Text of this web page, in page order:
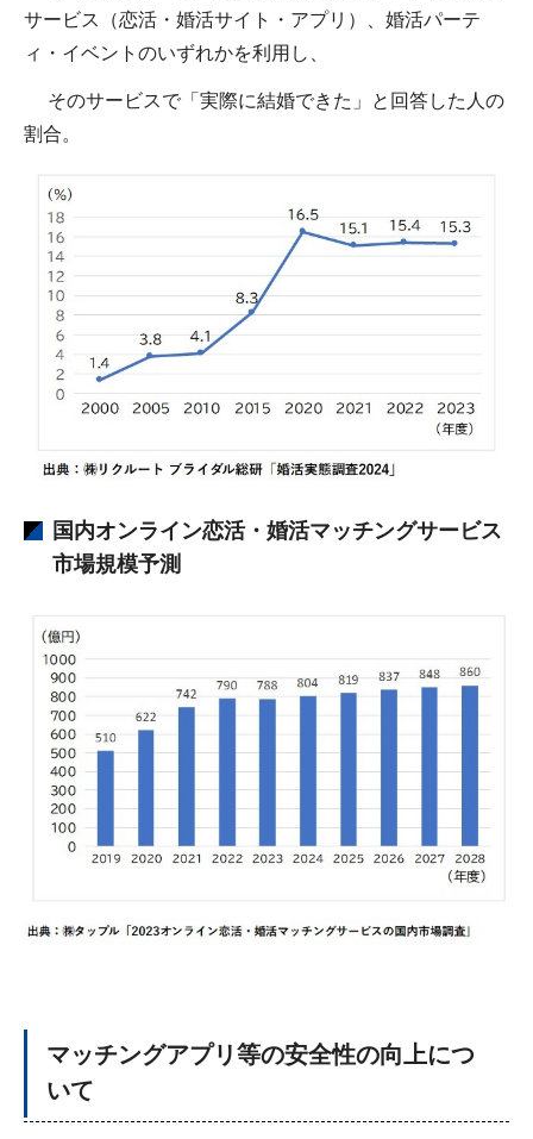
サービス（恋活・婚活サイト・アプリ）、婚活パーテ
ィ・イベントのいずれかを利用し、
そのサービスで「実際に結婚できた」と回答した人の
割合。
国内オンライン恋活・婚活マッチングサービス
市場規模予測
マッチングアプリ等の安全性の向上につ
いて